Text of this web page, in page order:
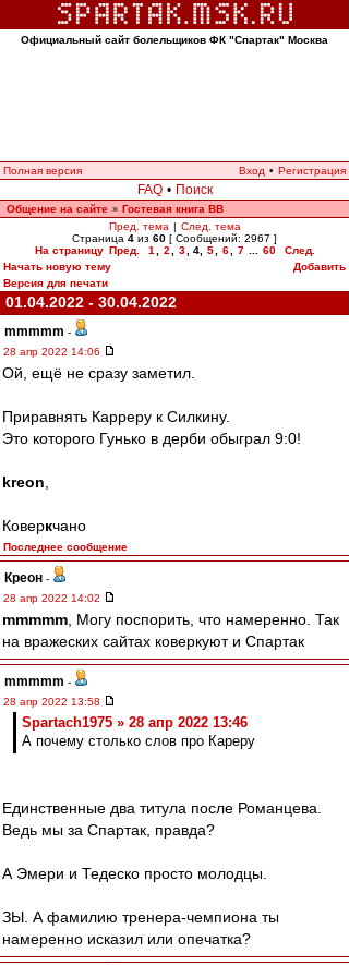
Официальный сайт болельщиков ФК "Спартак" Москва
Полная версия Вход • Регистрация
FAQ • Поиск
Общение на сайте » Гостевая книга ВВ
Пред. тема | След. тема
Страница 4 из 60 [ Сообщений: 2967 ]
На страницу Пред. 1 2 3 4, 5 6 7 60
След.
Начать новую тему
Добавить
Версия для печати
01.04.2022 - 30.04.2022
mmmmm -
28 апр 2022 14:06
Ой, ещё не сразу заметил.
Приравнять Карреру к Силкину.
Это которого Гунько в дерби обыграл 9:0!
kreon
Коверкчано
Последнее сообщение
Креон -
28 апр 2022 14:02
mmmmm , Могу поспорить, что намеренно. Так
на вражеских сайтах коверкуют и Спартак
mmmmm -
28 апр 2022 13:58
Spartach1975 » 28 апр 2022 13:46
А почему столько слов про Кареру
Единственные два титула после Романцева.
Ведь мы за Спартак, правда?
А Эмери и Тедеско просто молодцы.
ЗЫ. А фамилию тренера-чемпиона ты
намеренно исказил или опечатка?